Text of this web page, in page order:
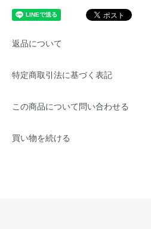
返品について
特定商取引法に基づく表記
この商品について問い合わせる
買い物を続ける